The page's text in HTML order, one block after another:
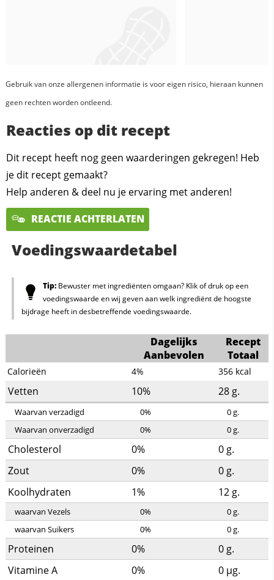
Gebruik van onze allergenen informatie is voor eigen risico, hieraan kunnen
geen rechten worden ontleend.
Reacties op dit recept
Dit recept heeft nog geen waarderingen gekregen! Heb
je dit recept gemaakt?
Help anderen & deel nu je ervaring met anderen!
REACTIE ACHTERLATEN
Voedingswaardetabel
Tip:Bewuster met ingrediënten omgaan? Klik of druk op een
voedingswaarde en wij geven aan welk ingrediënt de hoogste
bijdrage heeft in desbetreffende voedingswaarde.
Dagelijks
Aanbevolen
Recept
Totaal
Calorieën 4% 356 kcal
Vetten 10% 28 g.
Waarvan verzadigd 0% 0g.
Waarvan onverzadigd
0% 0g.
Cholesterol 0% 0 g.
Zout
0% 0 g.
Koolhydraten
1% 12 g.
waarvan Vezels 0% 0g.
waarvan Suikers
0% 0g.
Proteinen 0% 0 g.
Vitamine A
0% 0 µg.